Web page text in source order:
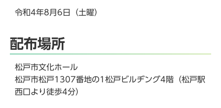
令和4年8月6日（土曜）
配布場所
松戸市文化ホール
松戸市松戸1307番地の1松戸ビルヂング4階（松戸駅
西口より徒歩4分）